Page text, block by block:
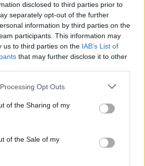
disclosed to third parties prior to
separately opt-out of the further
information by third parties on the
participants. This information may
us to third parties on the IAB’s List of
that may further disclose it to other
Opt Outs
of the Sharing of my
of the Sale of my
και συνέχεια, καθώς ο
προσπάθησε να
αρχές. Όσο η κόρη και η
στους Αστυνομικούς,
συνέχεια κάλεσε τον αδερφό
για να τους πει ότι
του .
ο δράστης «πάτησε «
του προβλήματα για να